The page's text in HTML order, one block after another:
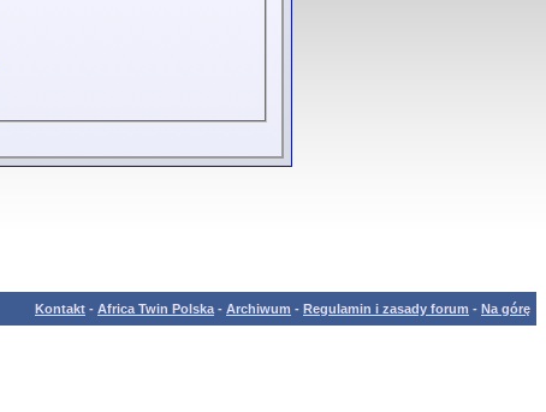
Kontakt - Africa Twin Polska - Archiwum - Regulamin i zasady forum - Na górę